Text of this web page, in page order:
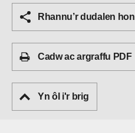
Rhannu’r dudalen hon
Cadw ac argraffu PDF
Yn ôl i'r brig